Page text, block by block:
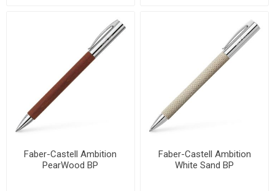
Faber-Castell Ambition
PearWood BP
Faber-Castell Ambition
White Sand BP